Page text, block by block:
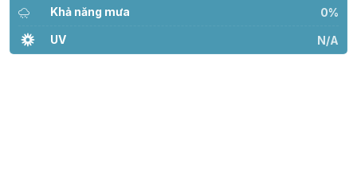
Khả năng mưa 0%
UV N/A